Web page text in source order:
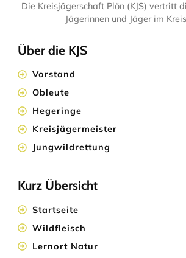
Die Kreisjägerschaft Plön (KJS) vertritt
Jägerinnen und Jäger im
Über die KJS
Vorstand
Obleute
Hegeringe
Kreisjägermeister
Jungwildrettung
Kurz Übersicht
Startseite
Wildfleisch
Lernort Natur